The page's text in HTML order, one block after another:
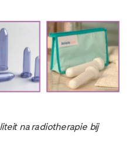
na radiotherapie bij